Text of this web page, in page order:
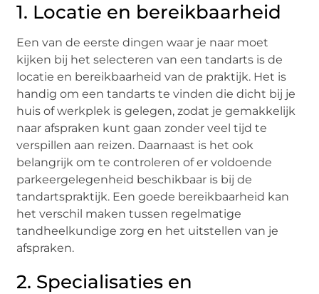
1. Locatie en bereikbaarheid
Een van de eerste dingen waar je naar moet
kijken bij het selecteren van een tandarts is de
locatie en bereikbaarheid van de praktijk. Het is
handig om een tandarts te vinden die dicht bij je
huis of werkplek is gelegen, zodat je gemakkelijk
naar afspraken kunt gaan zonder veel tijd te
verspillen aan reizen. Daarnaast is het ook
belangrijk om te controleren of er voldoende
parkeergelegenheid beschikbaar is bij de
tandartspraktijk. Een goede bereikbaarheid kan
het verschil maken tussen regelmatige
tandheelkundige zorg en het uitstellen van je
afspraken.
2. Specialisaties en